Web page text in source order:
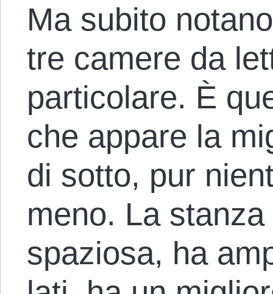
Ma subito
tre camere da
particolare. È
che appare la
di sotto, pur
meno. La stanza
spaziosa, ha